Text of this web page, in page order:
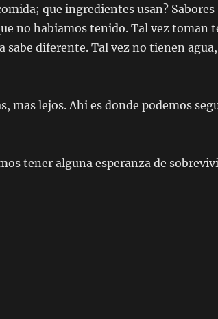
que ingredientes usan? Sabores
no habiamos tenido. Tal vez toman
sabe diferente. Tal vez no tienen
mas lejos. Ahi es donde podemos
tener alguna esperanza de